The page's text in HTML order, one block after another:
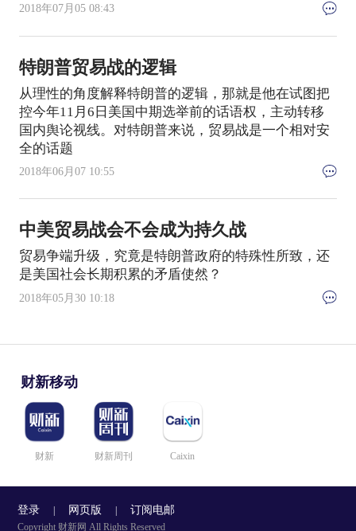
2018年07月05 08:43
特朗普贸易战的逻辑
从理性的角度解释特朗普的逻辑，那就是他在试图把
控今年11月6日美国中期选举前的话语权，主动转移
国内舆论视线。对特朗普来说，贸易战是一个相对安
全的话题
2018年06月07 10:55
中美贸易战会不会成为持久战
贸易争端升级，究竟是特朗普政府的特殊性所致，还
是美国社会长期积累的矛盾使然？
2018年05月30 10:18
财新移动
财新 财新周刊 Caixin
登录 | 网页版 | 订阅电邮
Copyright 财新网 All Rights Reserved